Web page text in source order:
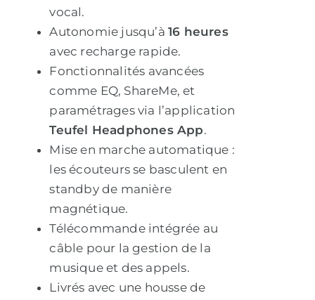
vocal.
Autonomie jusqu’à16 heures
avec recharge rapide.
Fonctionnalités avancées
comme EQ, ShareMe, et
paramétrages via l’application
Teufel Headphones App.
Mise en marche automatique :
les écouteurs se basculent en
standby de manière
magnétique.
Télécommande intégrée au
câble pour la gestion de la
musique et des appels.
Livrés avec une housse de